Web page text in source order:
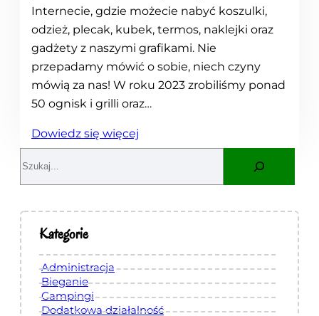
Internecie, gdzie możecie nabyć koszulki,
odzież, plecak, kubek, termos, naklejki oraz
gadżety z naszymi grafikami. Nie
przepadamy mówić o sobie, niech czyny
mówią za nas! W roku 2023 zrobiliśmy ponad
50 ognisk i grilli oraz…
Dowiedz się więcej
O
w
e
s
r
c
h
Kategorie
Administracja
Bieganie
Campingi
Dodatkowa działalność